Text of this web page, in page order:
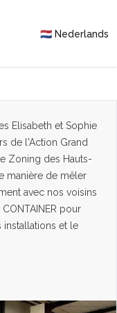
🇳🇱 Nederlands
Elisabeth et Sophie
de l'Action Grand
Zoning des Hauts-
manière de mêler
avec nos voisins
CONTAINER pour
installations et le